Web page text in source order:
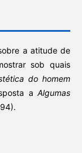
a atitude de
sob quais
do homem
aAlgumas